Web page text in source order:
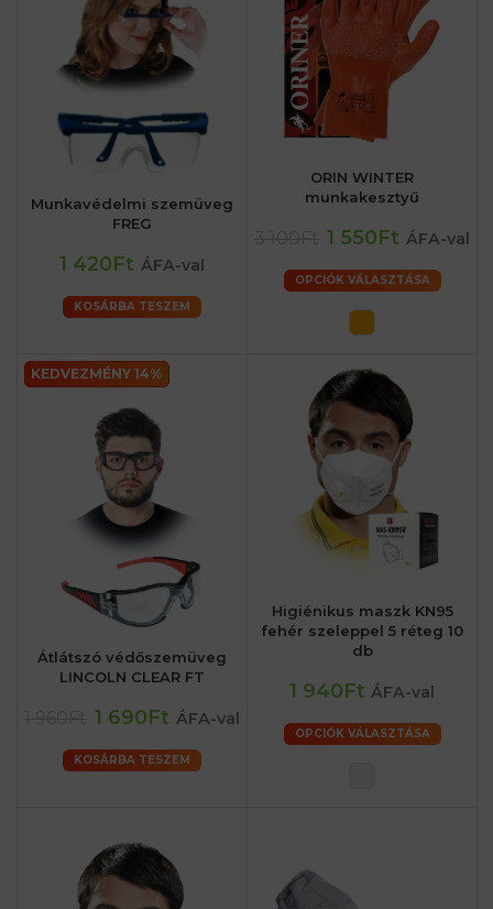
Munkavédelmi szemüveg
FREG
1 420Ft ÁFA-val
KOSÁRBA TESZEM
ORIN WINTER
munkakesztyű
1 550Ft ÁFA-val
OPCIÓK VÁLASZTÁSA
KEDVEZMÉNY 14%
Átlátszó védőszemüveg
LINCOLN CLEAR FT
1 690Ft ÁFA-val
KOSÁRBA TESZEM
Higiénikus maszk KN95
fehér szeleppel 5 réteg 10
db
1 940Ft ÁFA-val
OPCIÓK VÁLASZTÁSA